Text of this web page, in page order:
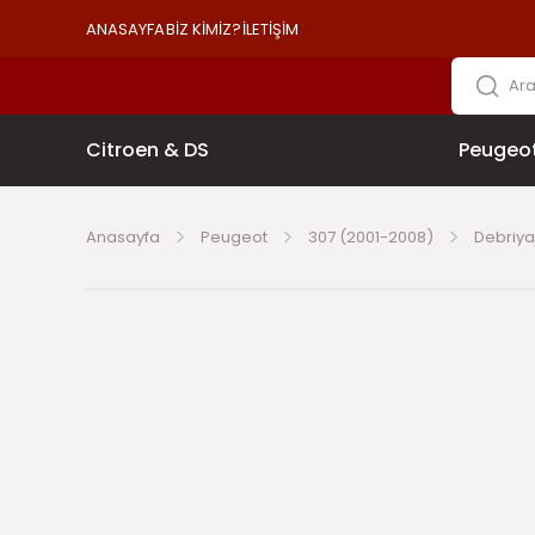
ANASAYFABİZ KİMİZ?İLETİŞİM
Citroen & DS
Anasayfa Peugeot 307 (2001-2008)